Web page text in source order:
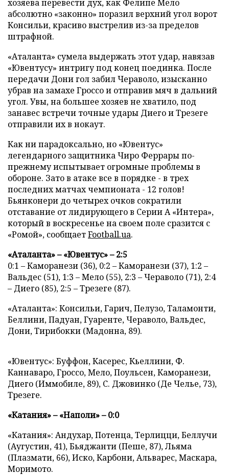
хозяева перевести дух, как Фелипе Мело
абсолютно «законно» поразил верхний угол ворот
Консильи, красиво выстрелив из-за пределов
штрафной.
«Аталанта» сумела выдержать этот удар, навязав
«Ювентусу» интригу под конец поединка. После
передачи Дони гол забил Чераволо, изысканно
убрав на замахе Гроссо и отправив мяч в дальний
угол. Увы, на большее хозяев не хватило, под
занавес встречи точные удары Диего и Трезеге
отправили их в нокаут.
Как ни парадоксально, но «Ювентус»
легендарного защитника Чиро Феррары по-
прежнему испытывает огромные проблемы в
обороне. Зато в атаке все в порядке - в трех
последних матчах чемпионата - 12 голов!
Бьянконери до четырех очков сократили
отставание от лидирующего в Серии А «Интера»,
который в воскресенье на своем поле сразится с
«Ромой», сообщаетFootball.ua.
«Аталанта» – «Ювентус» – 2:5
0:1 – Каморанези (36), 0:2 – Каморанези (37), 1:2 –
Вальдес (51), 1:3 – Мело (55), 2:3 – Чераволо (71), 2:4
– Диего (85), 2:5 – Трезеге (87).
«Аталанта»: Консильи, Гарич, Пелузо, Таламонти,
Беллини, Падуан, Гуаренте, Чераволо, Вальдес,
Дони, Тирибокки (Мадонна, 89).
«Ювентус»: Буффон, Касерес, Кьеллини, Ф.
Каннаваро, Гроссо, Мело, Поульсен, Каморанези,
Диего (Иммобиле, 89), С. Джовинко (Де Челье, 73),
Трезеге.
«Катания» – «Наполи» – 0:0
«Катания»: Андухар, Потенца, Терлицци, Беллучи
(Аугустин, 41), Бьяджанти (Пеше, 87), Льяма
(Плазмати, 66), Иско, Карбони, Альварес, Маскара,
Моримото.